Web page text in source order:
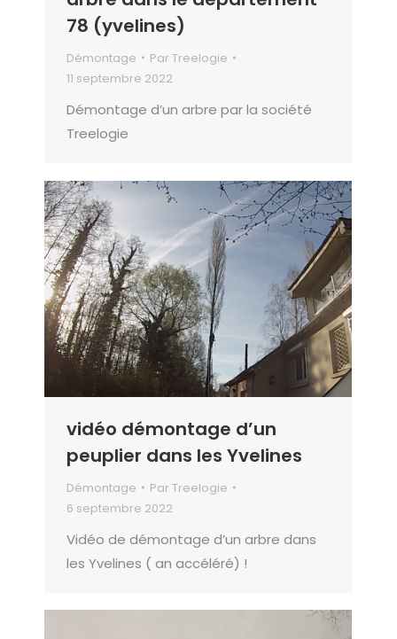
78 (yvelines)
Démontage Par Treelogie
11 septembre 2022
Démontage d’un arbre par la société
Treelogie
vidéo démontage d’un
peuplier dans les Yvelines
Démontage Par Treelogie
6 septembre 2022
Vidéo de démontage d’un arbre dans
les Yvelines ( an accéléré) !